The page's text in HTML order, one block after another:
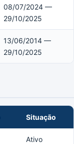
08/07/2024 —
29/10/2025
13/06/2014 —
29/10/2025
Situação
Ativo